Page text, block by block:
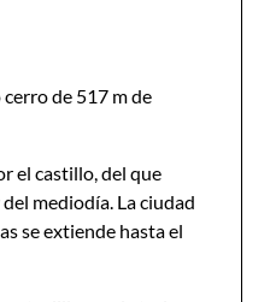
de 517 m de
el castillo, del que
mediodía. La ciudad
se extiende hasta el